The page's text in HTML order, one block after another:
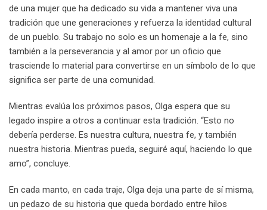
de una mujer que ha dedicado su vida a mantener viva una
tradición que une generaciones y refuerza la identidad cultural
de un pueblo. Su trabajo no solo es un homenaje a la fe, sino
también a la perseverancia y al amor por un oficio que
trasciende lo material para convertirse en un símbolo de lo que
significa ser parte de una comunidad.
Mientras evalúa los próximos pasos, Olga espera que su
legado inspire a otros a continuar esta tradición. “Esto no
debería perderse. Es nuestra cultura, nuestra fe, y también
nuestra historia. Mientras pueda, seguiré aquí, haciendo lo que
amo”, concluye.
En cada manto, en cada traje, Olga deja una parte de sí misma,
un pedazo de su historia que queda bordado entre hilos